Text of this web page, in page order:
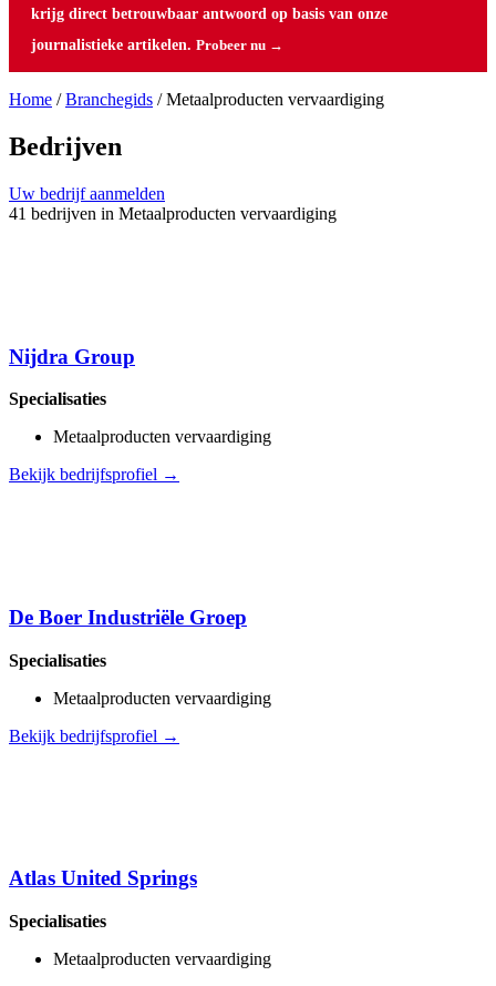
krijg direct betrouwbaar antwoord op basis van onze
journalistieke artikelen. Probeer nu →
Home /Branchegids /Metaalproducten vervaardiging
Bedrijven
Uw bedrijf aanmelden
41 bedrijven in Metaalproducten vervaardiging
Nijdra Group
Specialisaties
Metaalproducten vervaardiging
Bekijk bedrijfsprofiel →
De Boer Industriële Groep
Specialisaties
Metaalproducten vervaardiging
Bekijk bedrijfsprofiel →
Atlas United Springs
Specialisaties
Metaalproducten vervaardiging